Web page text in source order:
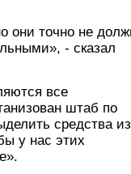
они точно не
- сказал
все
штаб по
средства из
у нас этих